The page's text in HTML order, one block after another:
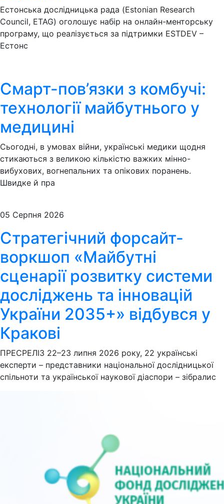
Естонська дослідницька рада (Estonian Research
Council, ETAG) оголошує набір на онлайн-менторську
програму, що реалізується за підтримки ESTDEV –
Естонс
Смарт-пов’язки з комбучі:
технології майбутнього у
медицині
Сьогодні, в умовах війни, українські медики щодня
стикаються з великою кількістю важких мінно-
вибухових, вогнепальних та опікових поранень.
Швидке й пра
05 Серпня 2026
Стратегічний форсайт-
воркшоп «Майбутні
сценарії розвитку системи
досліджень та інновацій
України 2035+» відбувся у
Кракові
ПРЕСРЕЛІЗ 22–23 липня 2026 року, 22 українські
експерти – представники національної дослідницької
спільноти та української наукової діаспори – зібралис